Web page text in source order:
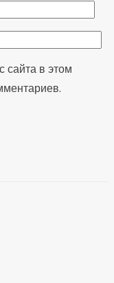
сайта в этом